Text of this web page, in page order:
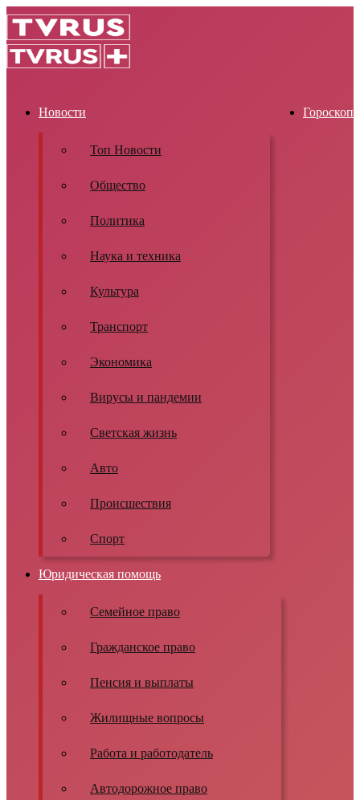
Новости
Топ Новости
Общество
Политика
Наука и техника
Культура
Транспорт
Экономика
Вирусы и пандемии
Светская жизнь
Авто
Происшествия
Спорт
Гороскоп
Юридическая помощь
Семейное право
Гражданское право
Пенсия и выплаты
Жилищные вопросы
Работа и работодатель
Автодорожное право